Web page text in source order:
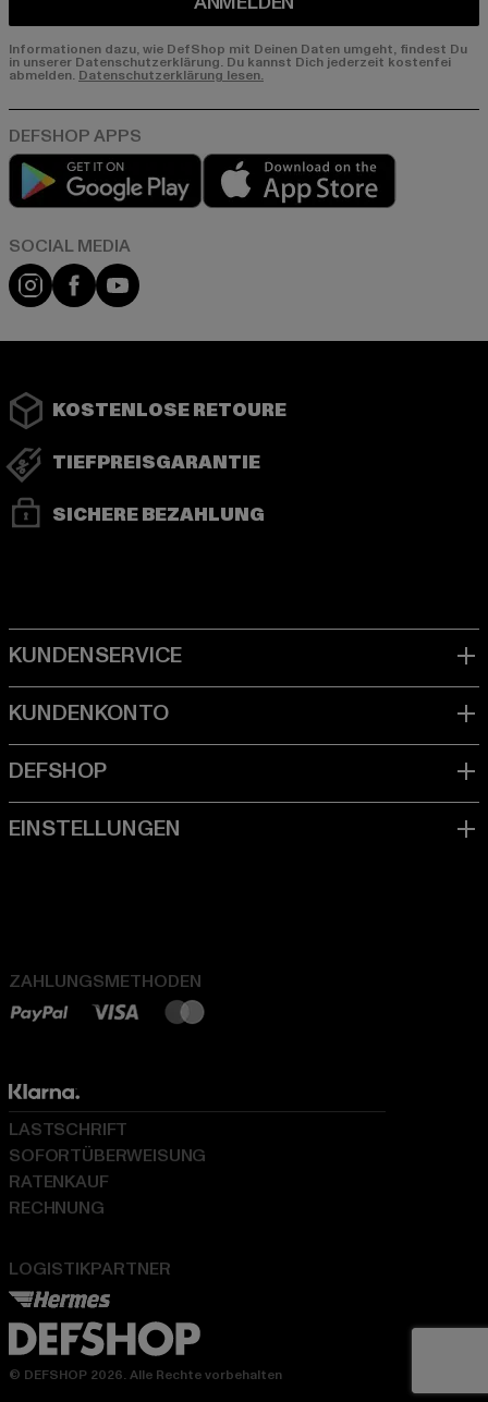
Informationen dazu, wie DefShop mit Deinen Daten umgeht, findest Du
in unserer Datenschutzerklärung. Du kannst Dich jederzeit kostenfei
abmelden. Datenschutzerklärung lesen.
Play market
Instagram
FacebookYouTube
KOSTENLOSE RETOURE
TIEFPREISGARANTIE
SICHERE BEZAHLUNG
ZAHLUNGSMETHODEN
LOGISTIKPARTNER
LASTSCHRIFT
SOFORTÜBERWEISUNG
RATENKAUF
RECHNUNG
© DEFSHOP 2026. Alle Rechte vorbehalten